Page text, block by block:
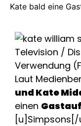
Kate bald eine
Laut
und Kate
einen